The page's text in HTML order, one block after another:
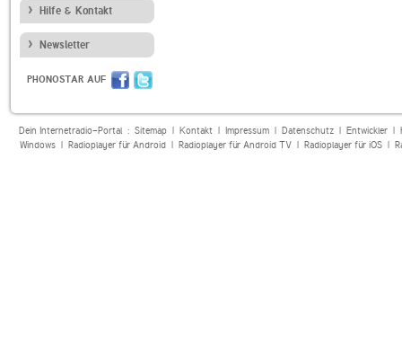
Hilfe & Kontakt
Newsletter
PHONOSTAR AUF
Dein Internetradio-Portal : Sitemap| Kontakt| Impressum| Datenschutz| Entwickler|
Windows| Radioplayer für Android| Radioplayer für Android TV| Radioplayer für iOS|